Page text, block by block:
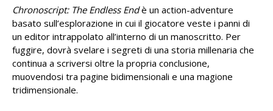
Chronoscript: The Endless Endè un action-adventure
basato sull’esplorazione in cui il giocatore veste i panni di
un editor intrappolato all’interno di un manoscritto. Per
fuggire, dovrà svelare i segreti di una storia millenaria che
continua a scriversi oltre la propria conclusione,
muovendosi tra pagine bidimensionali e una magione
tridimensionale.